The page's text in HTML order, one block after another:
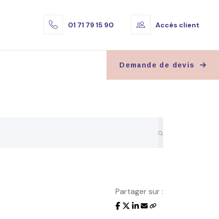
01 71 79 15 90 Accès client
Demande de devis
Partager sur :